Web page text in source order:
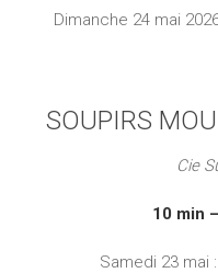
Dimanche 24 mai
SOUPIRS
Cie
10 min
Samedi 23 mai